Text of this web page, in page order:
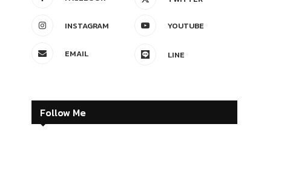
INSTAGRAM YOUTUBE
EMAIL LINE
Follow Me